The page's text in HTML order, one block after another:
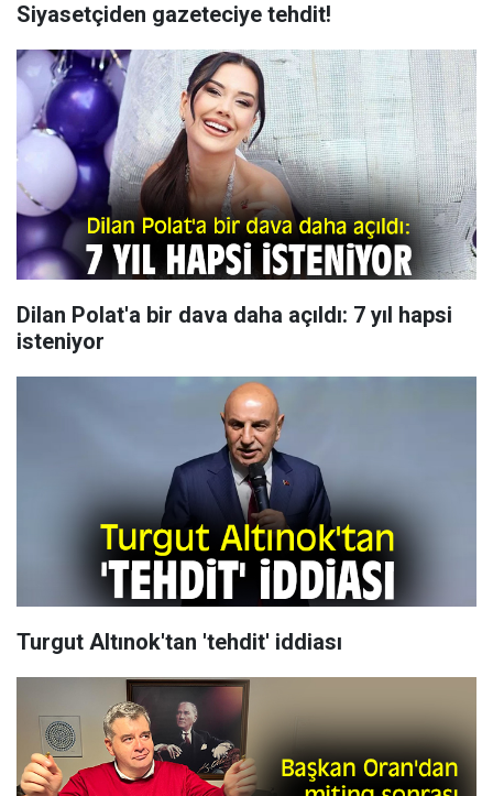
Siyasetçiden gazeteciye tehdit!
Dilan Polat'a bir dava daha açıldı: 7 yıl hapsi
isteniyor
Turgut Altınok'tan 'tehdit' iddiası